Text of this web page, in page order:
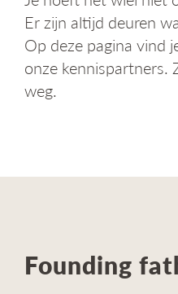
Er zijn altijd deuren
Op deze pagina vind
onze kennispartners.
weg.
Founding